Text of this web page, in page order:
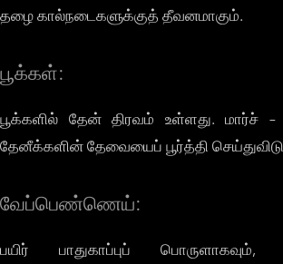
தழை கால்நடைகளுக்குத் தீவனமாகும்.
பூக்கள்:
பூக்களில் தேன் திரவம் உள்ளது. மார்ச் –
தேனீக்களின் தேவையைப் பூர்த்தி
வேப்பெண்ணெய்:
பயிர் பாதுகாப்புப் பொருளாகவும்,